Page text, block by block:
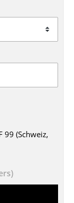
99 (Schweiz,